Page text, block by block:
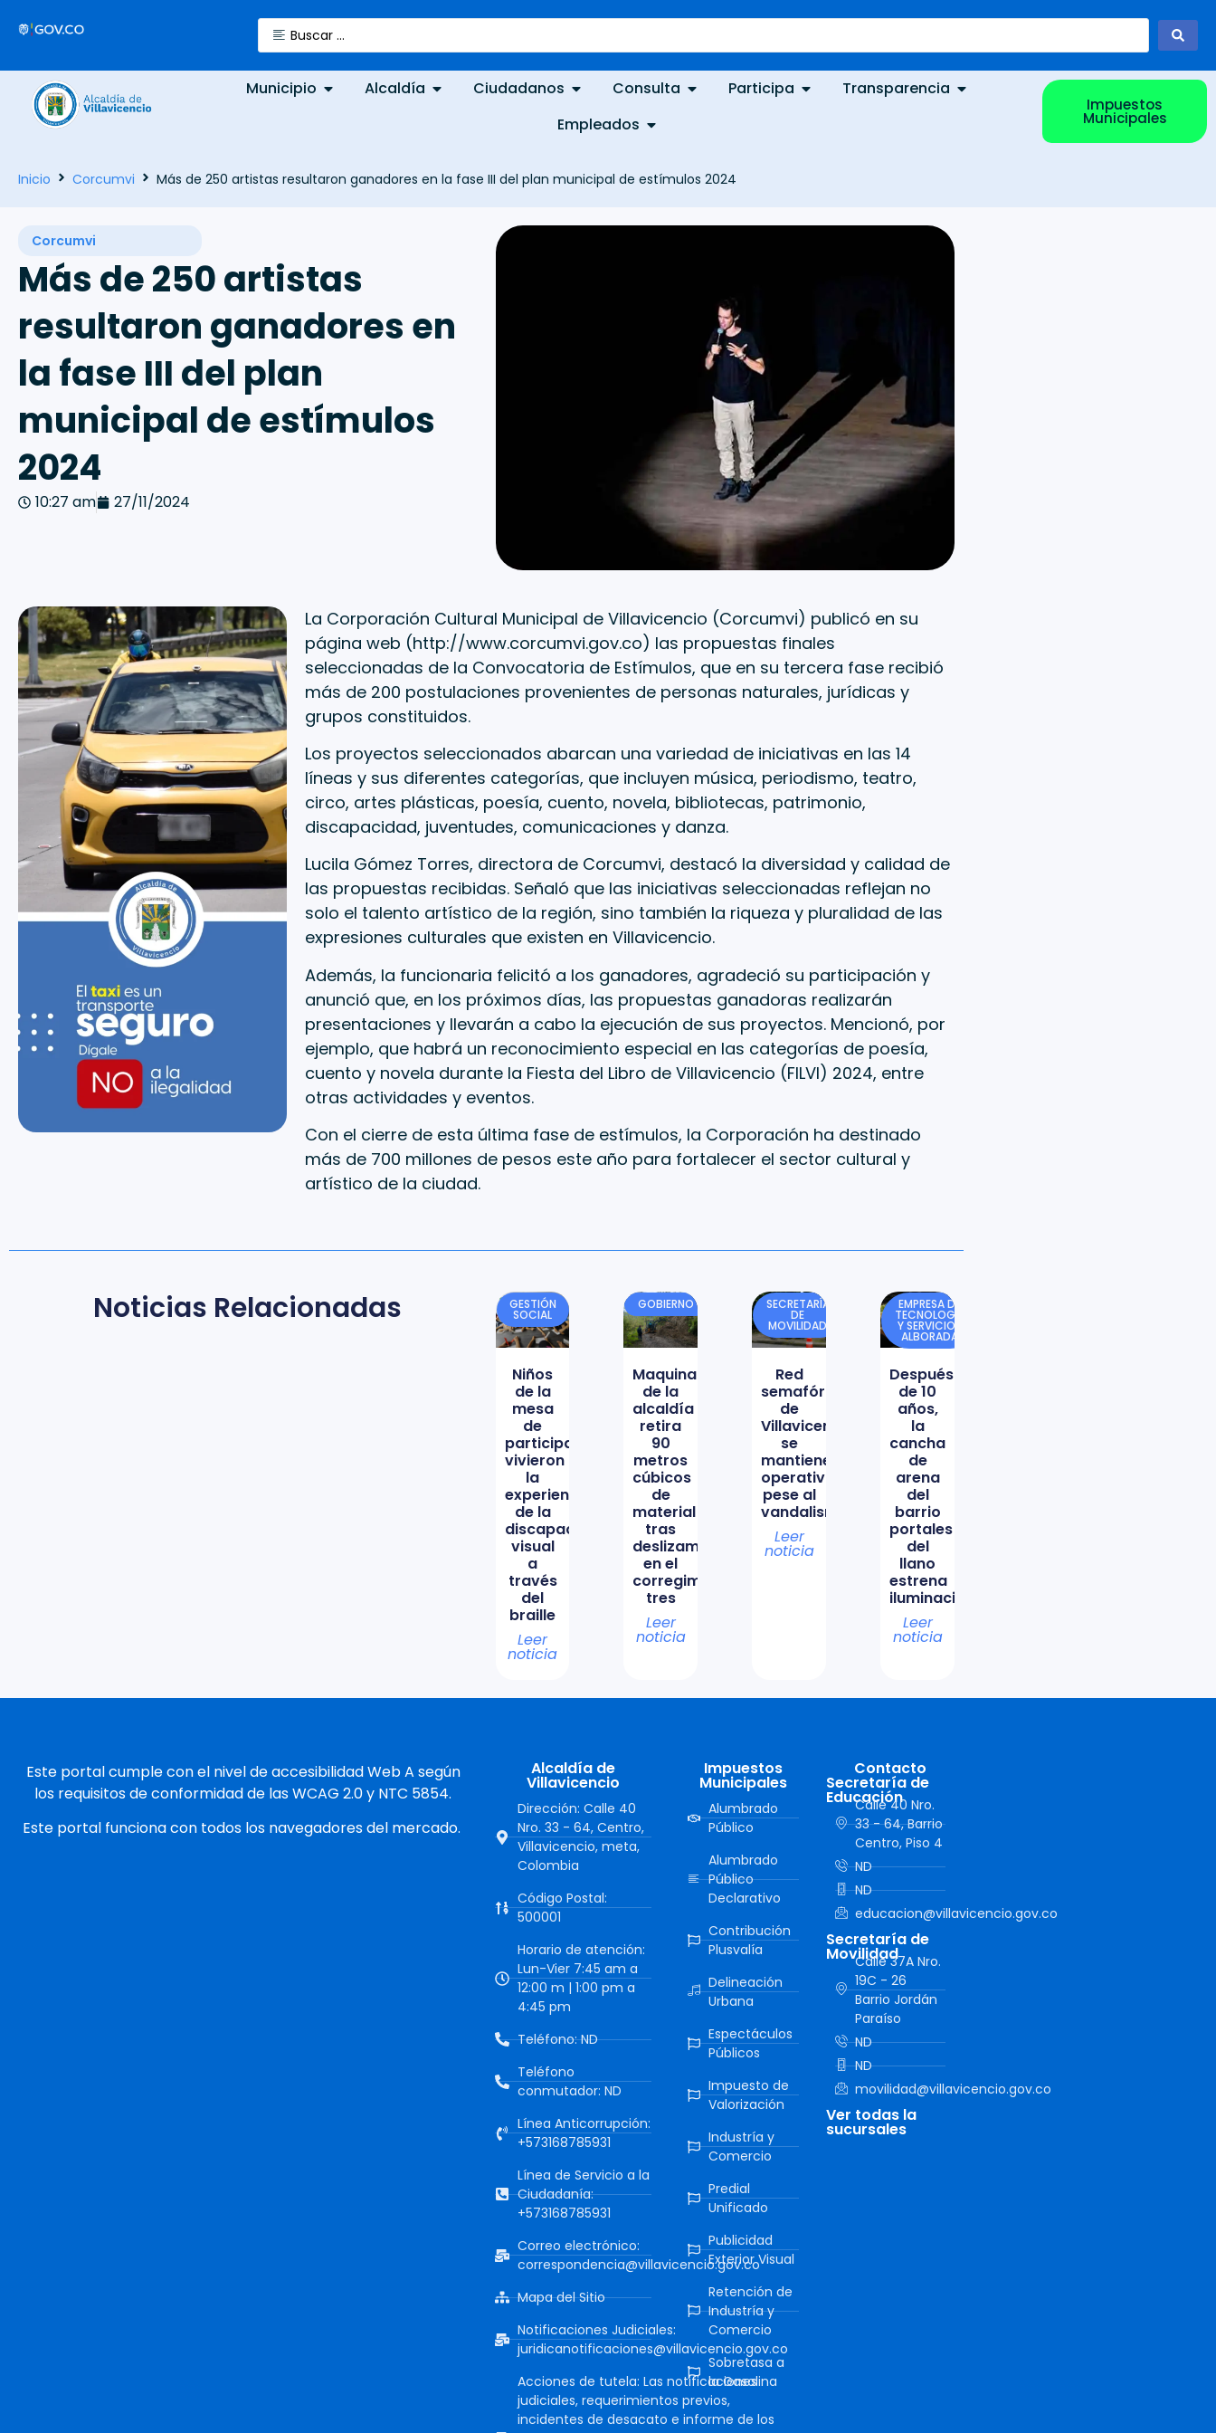
Municipio Alcaldía Ciudadanos Consulta Participa
Transparencia
Empleados
Impuestos
Municipales
Inicio Corcumvi Más de 250 artistas resultaron ganadores en la fase III del plan municipal de estímulos 2024
Corcumvi
Más de 250 artistas
resultaron ganadores en
la fase III del plan
municipal de estímulos
2024
10:27 am 27/11/2024
La Corporación Cultural Municipal de Villavicencio (Corcumvi) publicó en su
página web (http://www.corcumvi.gov.co) las propuestas finales
seleccionadas de la Convocatoria de Estímulos, que en su tercera fase recibió
más de 200 postulaciones provenientes de personas naturales, jurídicas y
grupos constituidos.
Los proyectos seleccionados abarcan una variedad de iniciativas en las 14
líneas y sus diferentes categorías, que incluyen música, periodismo, teatro,
circo, artes plásticas, poesía, cuento, novela, bibliotecas, patrimonio,
discapacidad, juventudes, comunicaciones y danza.
Lucila Gómez Torres, directora de Corcumvi, destacó la diversidad y calidad de
las propuestas recibidas. Señaló que las iniciativas seleccionadas reflejan no
solo el talento artístico de la región, sino también la riqueza y pluralidad de las
expresiones culturales que existen en Villavicencio.
Además, la funcionaria felicitó a los ganadores, agradeció su participación y
anunció que, en los próximos días, las propuestas ganadoras realizarán
presentaciones y llevarán a cabo la ejecución de sus proyectos. Mencionó, por
ejemplo, que habrá un reconocimiento especial en las categorías de poesía,
cuento y novela durante la Fiesta del Libro de Villavicencio (FILVI) 2024, entre
otras actividades y eventos.
Con el cierre de esta última fase de estímulos, la Corporación ha destinado
más de 700 millones de pesos este año para fortalecer el sector cultural y
artístico de la ciudad.
Noticias Relacionadas GESTIÓN
SOCIAL
Niños
de la
mesa
de
participación
vivieron
la
experiencia
de la
discapacidad
visual
a
través
del
braille
Leer
noticia
GOBIERNO
Maquinaria
de la
alcaldía
retira
90
metros
cúbicos
de
material
tras
deslizamiento
en el
corregimiento
tres
Leer
noticia
SECRETARÍA
DE
MOVILIDAD
Red
semafórica
de
Villavicencio
se
mantiene
operativa
pese al
vandalismo
Leer
noticia
EMPRESA DE
TECNOLOGÍA
Y SERVICIOS
ALBORADA
Después
de 10
años,
la
cancha
de
arena
del
barrio
portales
del
llano
estrena
iluminación
Leer
noticia
Este portal cumple con el nivel de accesibilidad Web A según
los requisitos de conformidad de las WCAG 2.0 y NTC 5854.
Este portal funciona con todos los navegadores del mercado.
Alcaldía de
Villavicencio
Dirección: Calle 40
Nro. 33 - 64, Centro,
Villavicencio, meta,
Colombia
Código Postal:
500001
Horario de atención:
Lun-Vier 7:45 am a
12:00 m | 1:00 pm a
4:45 pm
Teléfono: ND
Teléfono
conmutador: ND
Línea Anticorrupción:
+573168785931
Línea de Servicio a la
Ciudadanía:
+573168785931
Correo electrónico:
correspondencia@villavicencio.gov.co
Mapa del Sitio
Notificaciones Judiciales:
juridicanotificaciones@villavicencio.gov.co
Acciones de tutela: Las notificaciones
judiciales, requerimientos previos,
incidentes de desacato e informe de los
Impuestos
Municipales
Alumbrado
Público
Alumbrado
Público
Declarativo
Contribución
Plusvalía
Delineación
Urbana
Espectáculos
Públicos
Impuesto de
Valorización
Industría y
Comercio
Predial
Unificado
Publicidad
Exterior Visual
Retención de
Industría y
Comercio
Sobretasa a
la Gasolina
Contacto
Secretaría de
Educación
Calle 40 Nro.
33 - 64, Barrio
Centro, Piso 4
ND
ND
educacion@villavicencio.gov.co
Secretaría de
Movilidad
Calle 37A Nro.
19C - 26
Barrio Jordán
Paraíso
ND
ND
movilidad@villavicencio.gov.co
Ver todas la
sucursales